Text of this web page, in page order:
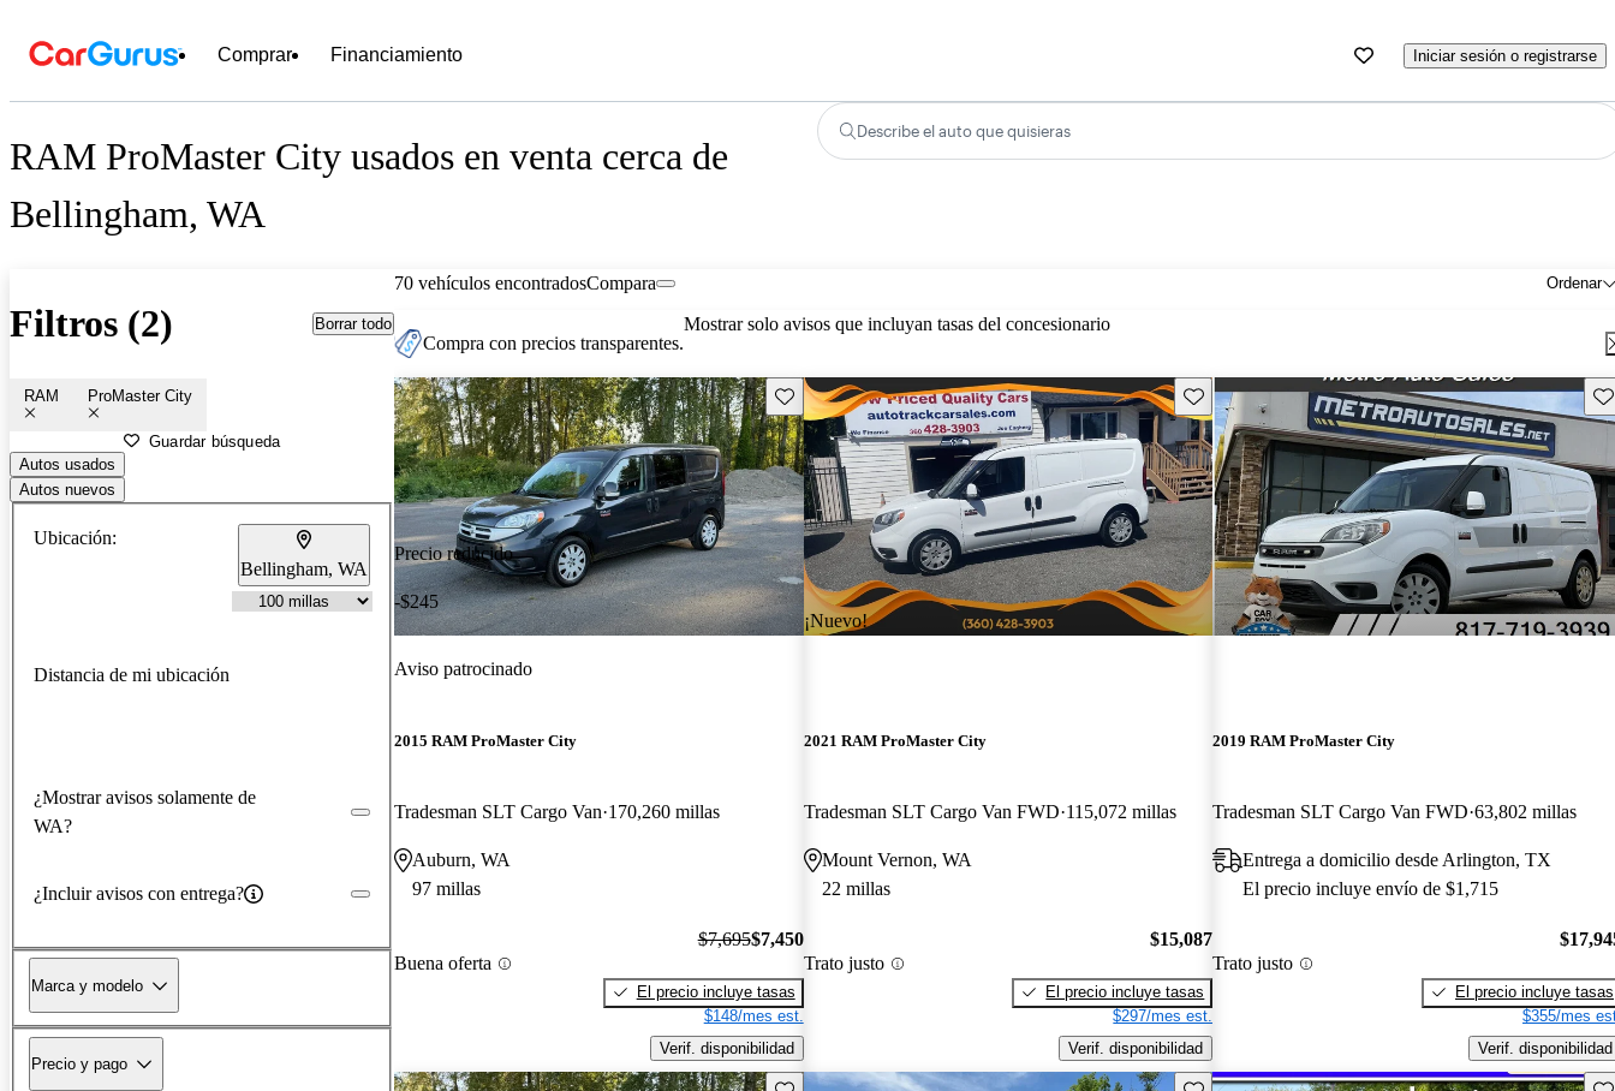
Comprar Financiamiento Iniciar sesión o registrarse
RAM ProMaster City usados en venta cerca de
Bellingham, WA
Describe el auto que quisieras
Filtros (2) Borrar todo
RAM ProMaster City
Guardar búsqueda
Autos usados
Autos nuevos
Ubicación:
Bellingham, WA
Distancia de mi ubicación
¿Mostrar avisos solamente de
WA?
¿Incluir avisos con entrega?
Marca y modelo
Precio y pago
70 vehículos encontrados Ordenar
Compara
Compra con precios transparentes.
Mostrar solo avisos que incluyan tasas del concesionario
Precio reducido
-$245
Guarda este Aviso
Aviso patrocinado
2015 RAM ProMaster City
Tradesman SLT Cargo Van 170,260 millas
Auburn, WA
97 millas
Buena oferta
$7,695$7,450
El precio incluye tasas
$148/mes est.
Verif. disponibilidad
¡Nuevo!
Guarda este Aviso
2021 RAM ProMaster City
Tradesman SLT Cargo Van FWD 115,072 millas
Mount Vernon, WA
22 millas
Trato justo
$15,087
El precio incluye tasas
$297/mes est.
Verif. disponibilidad
2019 RAM ProMaster City
Tradesman SLT Cargo Van FWD 63,802 millas
Entrega a domicilio desde Arlington, TX
El precio incluye envío de $1,715
Trato justo
El precio incluye tasas
$355/mes
Verif. disponibilidad